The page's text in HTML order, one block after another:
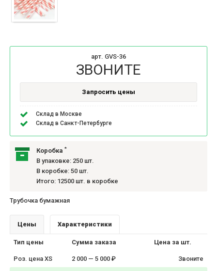
арт. GVS-36
ЗВОНИТЕ
Запросить цены
Склад в Москве
Склад в Санкт-Петербурге
Коробка *
В упаковке: 250 шт.
В коробке: 50 шт.
Итого: 12500 шт. в коробке
Трубочка бумажная
Цены Характеристики
Тип цены Сумма заказа Цена за шт.
Роз. цена XS 2 000 — 5 000 ₽ Звоните